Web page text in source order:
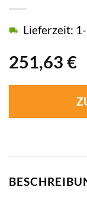
251,63 €
Lieferzeit: